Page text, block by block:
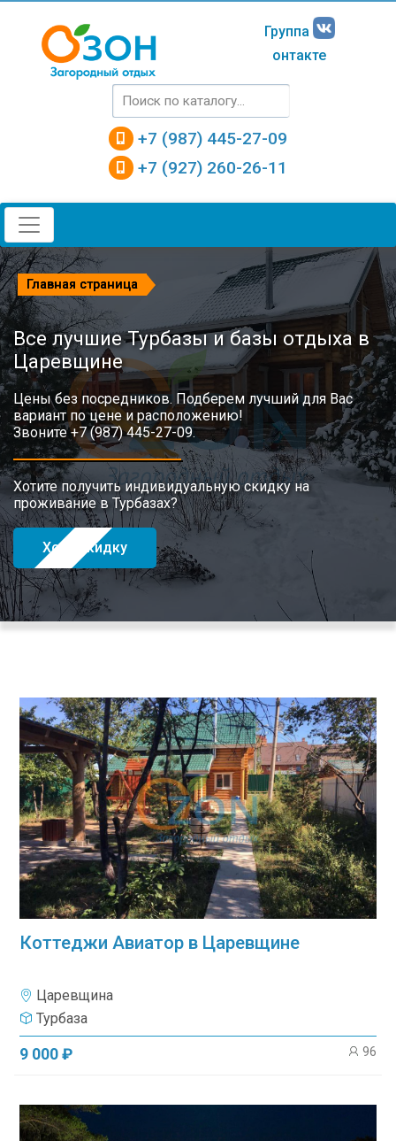
Группа
онтакте
+7 (987) 445-27-09
+7 (927) 260-26-11
Главная страница
Все лучшие Турбазы и базы отдыха в
Царевщине
Цены без посредников. Подберем лучший для Вас
вариант по цене и расположению!
Звоните +7 (987) 445-27-09.
Хотите получить индивидуальную скидку на
проживание в Турбазах?
Хочу скидку
Коттеджи Авиатор в Царевщине
Царевщина
Турбаза
9 000 ₽ 96